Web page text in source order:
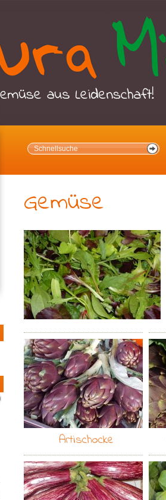
Gemüse
Artischocke